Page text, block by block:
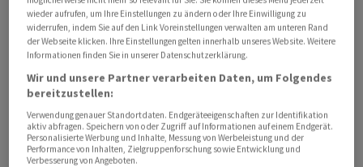
wieder aufrufen, um Ihre Einstellungen zu ändern oder Ihre Einwilligung zu
widerrufen, indem Sie auf den Link Voreinstellungen verwalten am unteren Rand
der Webseite klicken. Ihre Einstellungen gelten innerhalb unseres Website. Weitere
Informationen finden Sie in unserer Datenschutzerklärung.
Wir und unsere Partner verarbeiten Daten, um Folgendes
bereitzustellen:
Verwendung genauer Standortdaten. Endgeräteeigenschaften zur Identifikation
aktiv abfragen. Speichern von oder Zugriff auf Informationen auf einem Endgerät.
Personalisierte Werbung und Inhalte, Messung von Werbeleistung und der
Performance von Inhalten, Zielgruppenforschung sowie Entwicklung und
Verbesserung von Angeboten.